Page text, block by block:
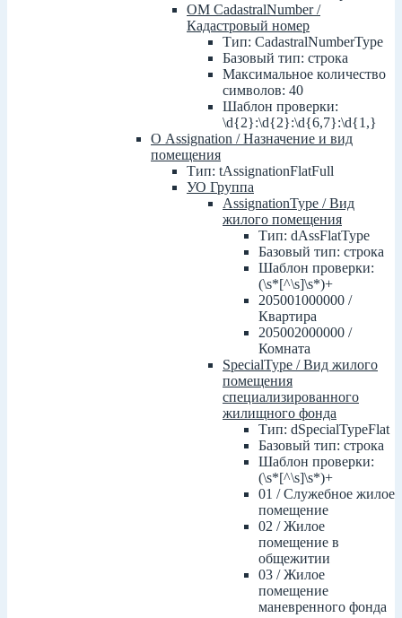
ОМ CadastralNumber /
Кадастровый номер
Тип: CadastralNumberType
Базовый тип: строка
Максимальное количество
символов: 40
Шаблон проверки:
\d{2}:\d{2}:\d{6,7}:\d{1,}
О Assignation / Назначение и вид
помещения
Тип: tAssignationFlatFull
УО Группа
AssignationType / Вид
жилого помещения
Тип: dAssFlatType
Базовый тип: строка
Шаблон проверки:
(\s*[^\s]\s*)+
205001000000 /
Квартира
205002000000 /
Комната
SpecialType / Вид жилого
помещения
специализированного
жилищного фонда
Тип: dSpecialTypeFlat
Базовый тип: строка
Шаблон проверки:
(\s*[^\s]\s*)+
01 / Cлужебное жилое
помещение
02 / Жилое
помещение в
общежитии
03 / Жилое
помещение
маневренного фонда